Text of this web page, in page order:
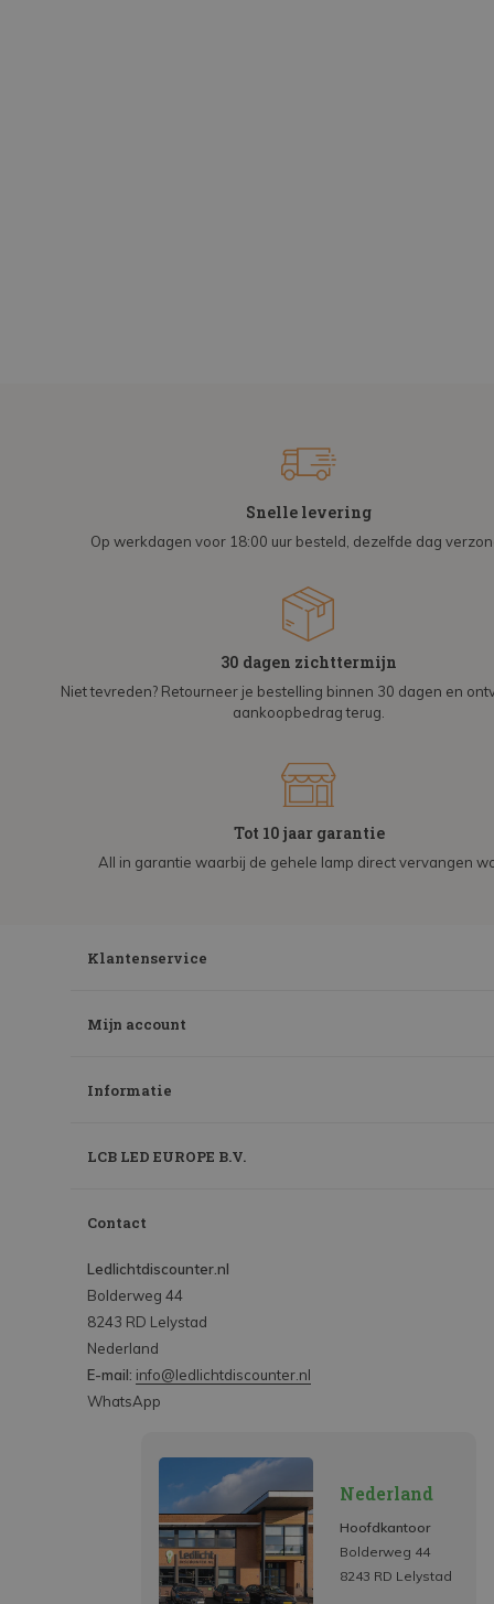
Snelle levering
Op werkdagen voor 18:00 uur besteld, dezelfde dag
30 dagen zichttermijn
Niet tevreden? Retourneer je bestelling binnen 30 dagen en
aankoopbedrag terug.
Tot 10 jaar garantie
All in garantie waarbij de gehele lamp direct vervangen
Klantenservice
Mijn account
Informatie
LCB LED EUROPE B.V.
Contact
Ledlichtdiscounter.nl
Bolderweg 44
8243 RD Lelystad
Nederland
E-mail: info@ledlichtdiscounter.nl
WhatsApp
Nederland
Hoofdkantoor
Bolderweg 44
8243 RD Lelystad